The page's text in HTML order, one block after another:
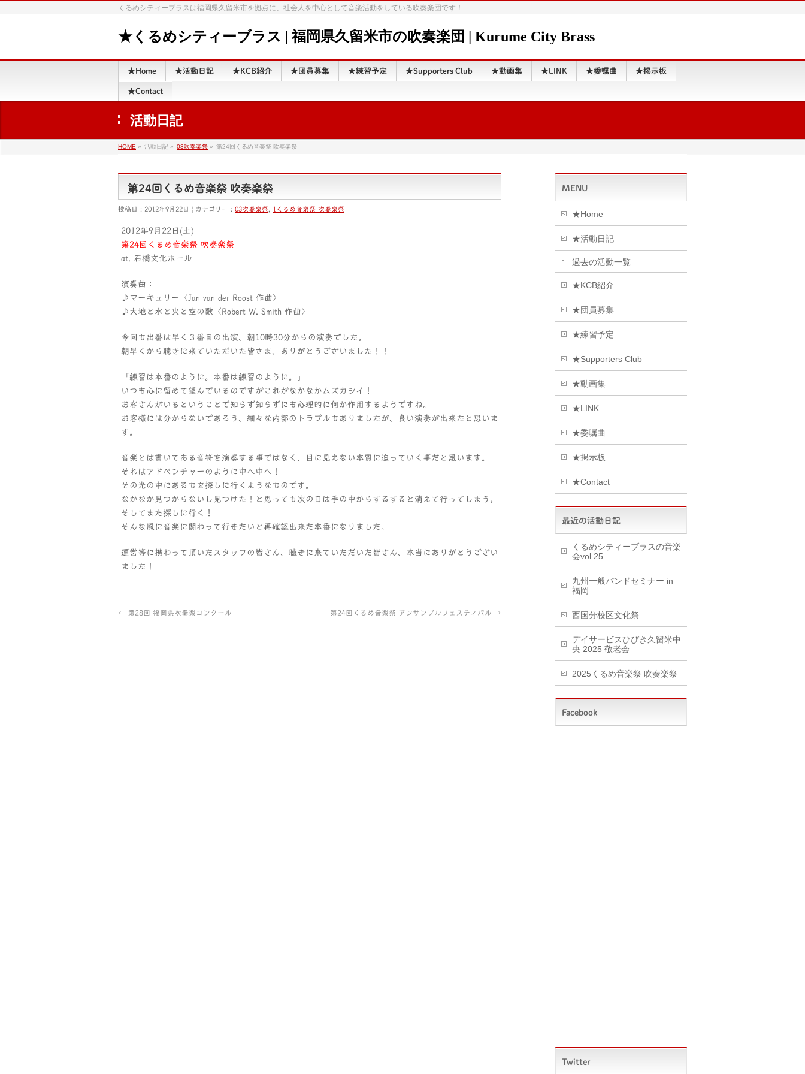
くるめシティーブラスは福岡県久留米市を拠点に、社会人を中心として音楽活動をしている吹奏楽団です！
★くるめシティーブラス | 福岡県久留米市の吹奏楽団 | Kurume City Brass
★Home ★活動日記 ★KCB紹介 ★団員募集 ★練習予定 ★Supporters Club ★動画集 ★LINK ★委嘱曲 ★掲示板
★Contact
活動日記
HOME » 活動日記 » 03吹奏楽祭 » 第24回くるめ音楽祭 吹奏楽祭
第24回くるめ音楽祭 吹奏楽祭
投稿日 : 2012年9月22日 | カテゴリー : 03吹奏楽祭 1くるめ音楽祭 吹奏楽祭
2012年9月22日(土)
第24回くるめ音楽祭 吹奏楽祭
at. 石橋文化ホール
演奏曲：
♪マーキュリー〈Jan van der Roost 作曲〉
♪大地と水と火と空の歌〈Robert W. Smith 作曲〉
今回も出番は早く３番目の出演、朝10時30分からの演奏でした。
朝早くから聴きに来ていただいた皆さま、ありがとうございました！！
「練習は本番のように。本番は練習のように。」
いつも心に留めて望んでいるのですがこれがなかなかムズカシイ！
お客さんがいるということで知らず知らずにも心理的に何か作用するようですね。
お客様には分からないであろう、細々な内部のトラブルもありましたが、良い演奏が出来たと思いま
す。
音楽とは書いてある音符を演奏する事ではなく、目に見えない本質に迫っていく事だと思います。
それはアドベンチャーのように中へ中へ！
その光の中にあるもを探しに行くようなものです。
なかなか見つからないし見つけた！と思っても次の日は手の中からするすると消えて行ってしまう。
そしてまた探しに行く！
そんな風に音楽に関わって行きたいと再確認出来た本番になりました。
運営等に携わって頂いたスタッフの皆さん、聴きに来ていただいた皆さん、本当にありがとうござい
ました！
← 第28回 福岡県吹奏楽コンクール 第24回くるめ音楽祭 アンサンブルフェスティバル →
MENU
★Home
★活動日記
過去の活動一覧
★KCB紹介
★団員募集
★練習予定
★Supporters Club
★動画集
★LINK
★委嘱曲
★掲示板
★Contact
最近の活動日記
くるめシティーブラスの音楽
会vol.25
九州一般バンドセミナー in
福岡
西国分校区文化祭
デイサービスひびき久留米中
央 2025 敬老会
2025くるめ音楽祭 吹奏楽祭
Facebook
Twitter